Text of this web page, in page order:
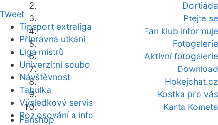
Dortiáda
Ptejte se
Fan klub informuje
Fotogalerie
Aktivní fotogalerie
Download
Hokejchat.cz
Kostka pro vás
Karta Kometa
Fanshop
Tweet
Tipsport extraliga
Přípravná utkání
Liga mistrů
Univerzitní souboj
Návštěvnost
Tabulka
Výsledkový servis
Rozlosování a info